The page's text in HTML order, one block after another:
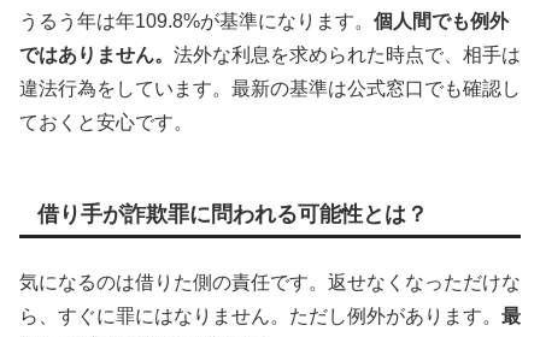
うるう年は年109.8%が基準になります。 個人間でも例外
ではありません。 法外な利息を求められた時点で、相手は
違法行為をしています。最新の基準は公式窓口でも確認し
ておくと安心です。
借り手が詐欺罪に問われる可能性とは？
気になるのは借りた側の責任です。返せなくなっただけな
ら、すぐに罪にはなりません。ただし例外があります。 最